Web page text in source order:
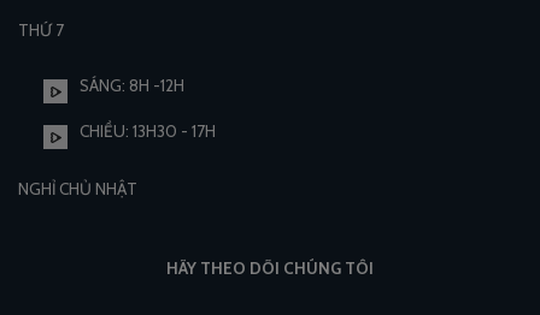
THỨ 7
SÁNG: 8H -12H
CHIỀU: 13H30 - 17H
NGHỈ CHỦ NHẬT
HÃY THEO DÕI CHÚNG TÔI